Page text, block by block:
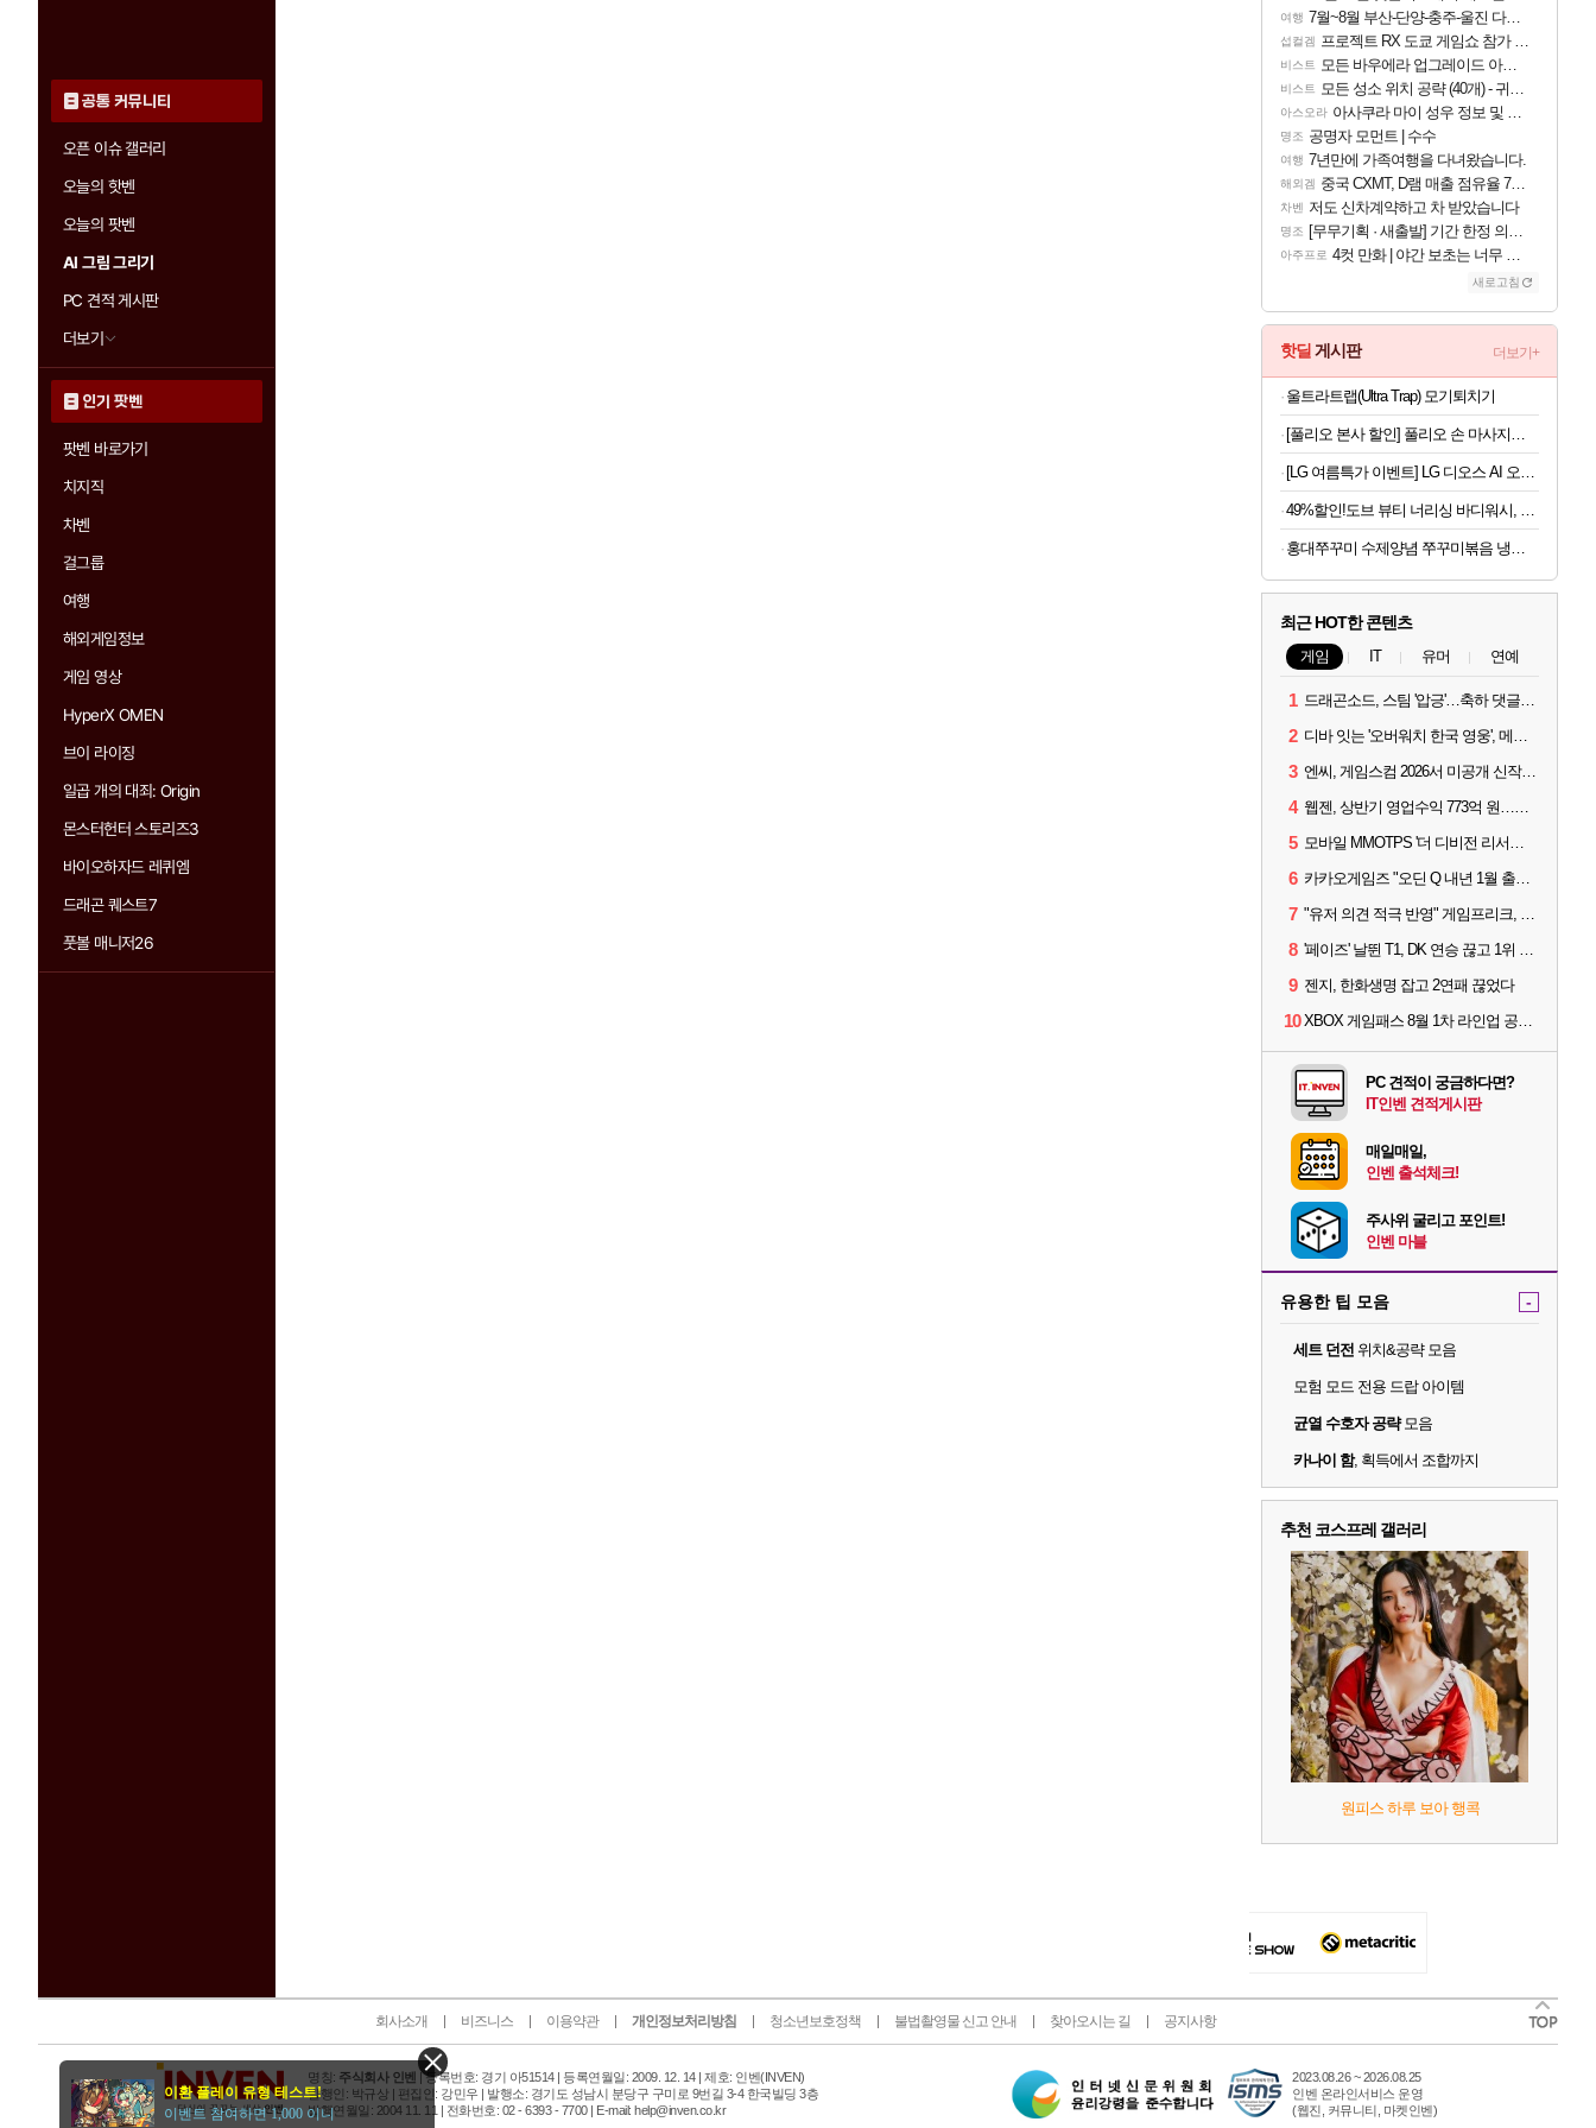
공통 커뮤니티
오픈 이슈 갤러리
오늘의 핫벤
오늘의 팟벤
AI 그림 그리기
PC 견적 게시판
더보기
인기 팟벤
팟벤 바로가기
치지직
차벤
걸그룹
여행
해외게임정보
게임 영상
HyperX OMEN
브이 라이징
일곱 개의 대죄: Origin
몬스터헌터 스토리즈3
바이오하자드 레퀴엠
드래곤 퀘스트7
풋볼 매니저26
여행 7월~8월 부산-단양-충주-울진 다녀왔어요~
섭컬겜 프로젝트 RX 도쿄 게임쇼 참가 결정
비스트 모든 바우에라 업그레이드 아이템 획득 위치 공략 (89개)
비스트 모든 성소 위치 공략 (40개) - 귀환한 영혼 도전과제
아스오라 아사쿠라 마이 성우 정보 및 주요 필모
명조 공명자 모먼트 | 수수
여행 7년만에 가족여행을 다녀왔습니다.
해외겜 중국 CXMT, D램 매출 점유율 7%…글로벌 4위로 부상
차벤 저도 신차계약하고 차 받았습니다
명조 [무무기획 · 새출발] 기간 한정 의뢰 이벤트
아주프로 4컷 만화 | 야간 보초는 너무 힘들어
새로고침
핫딜 게시판 더보기+
울트라트랩(Ultra Trap) 모기퇴치기
홍대쭈꾸미 수제양념 쭈꾸미볶음 냉동 택배 300g 6팩 32,900원
최근 HOT한 콘텐츠
게임 IT 유머 연예
1 드래곤소드, 스팀 '압긍'…축하 댓글 달고 게임 코드 받자!
2 디바 잇는 '오버워치 한국 영웅', 메카 파일럿 디몬 나온다
3 엔씨, 게임스컴 2026서 미공개 신작 최초 공개
4 웹젠, 상반기 영업수익 773억 원…순이익 89% 증가
5 모바일 MMOTPS '더 디비전 리서전스', 6일 스팀에도 출시
6 카카오게임즈 "오딘 Q 내년 1월 출시, 연기는 없다"
7 "유저 의견 적극 반영" 게임프리크, 비스트 오브 리인카네이션 개선 나선다
8 '페이즈' 날뛴 T1, DK 연승 끊고 1위 지켜
9 젠지, 한화생명 잡고 2연패 끊었다
10 XBOX 게임패스 8월 1차 라인업 공개... '비스트 오브 리인카네이션' 즉시 합류
PC 견적이 궁금하다면?
IT인벤 견적게시판
매일매일,
인벤 출석체크!
주사위 굴리고 포인트!
인벤 마블
유용한 팁 모음 -
세트 던전 위치&공략 모음
모험 모드 전용 드랍 아이템
균열 수호자 공략모음
카나이 함, 획득에서 조합까지
추천 코스프레 갤러리
원피스 하루 보아 행콕
회사소개 비즈니스 이용약관 개인정보처리방침 청소년보호정책 불법촬영물 신고 안내 찾아오시는 길 공지사항
명칭: 주식회사 인벤 | 등록번호: 경기 아51514 | 등록연월일: 2009. 12. 14 | 제호: 인벤 (INVEN)
발행인: 박규상 | 편집인: 강민우 | 발행소: 경기도 성남시 분당구 구미로 9번길 3-4 한국빌딩 3층
발행연월일: 2004 11. 11 |
전화번호: 02 - 6393 - 7700 | E-mail: help@inven.co.kr
터
2023.08.26 ~ 2026.08.25
인벤 온라인서비스 운영
(웹진, 커뮤니티, 마켓인벤)
이환 플레이 유형 테스트!
이벤트 참여하면 1,000 이니